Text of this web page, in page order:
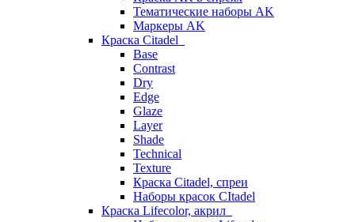
Тематические наборы AK
Маркеры AK
Краска Citadel
Base
Contrast
Dry
Edge
Glaze
Layer
Shade
Technical
Texture
Краска Citadel, спреи
Наборы красок CItadel
Краска Lifecolor, акрил